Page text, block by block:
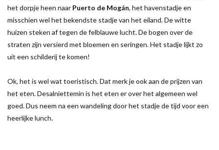
het dorpje heen naar Puerto de Mogán, het havenstadje en
misschien wel het bekendste stadje van het eiland. De witte
huizen steken af tegen de felblauwe lucht. De bogen over de
straten zijn versierd met bloemen en seringen. Het stadje lijkt zo
uit een schilderij te komen!
Ok, het is wel wat toeristisch. Dat merk je ook aan de prijzen van
het eten. Desalniettemin is het eten er over het algemeen wel
goed. Dus neem na een wandeling door het stadje de tijd voor een
heerlijke lunch.